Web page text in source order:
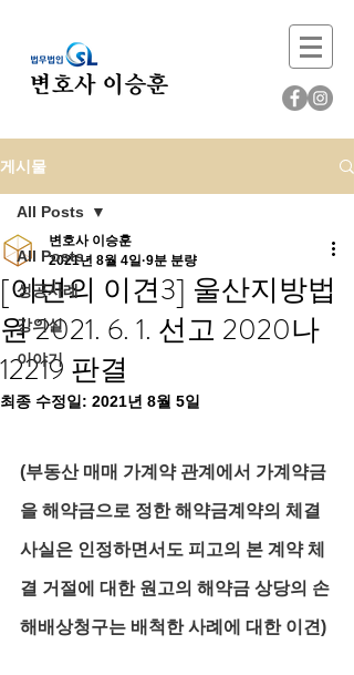
게시물
All Posts
성공사례
강의실
이야기
All Posts
[이변의 이견3] 울산지방법
원 2021. 6. 1. 선고 2020나
12219 판결
변호사 이승훈
2021년 8월 4일 9분 분량
최종 수정일: 2021년 8월 5일
(부동산 매매 가계약 관계에서 가계약금
을 해약금으로 정한 해약금계약의 체결
사실은 인정하면서도 피고의 본 계약 체
결 거절에 대한 원고의 해약금 상당의 손
해배상청구는 배척한 사례에 대한 이견)